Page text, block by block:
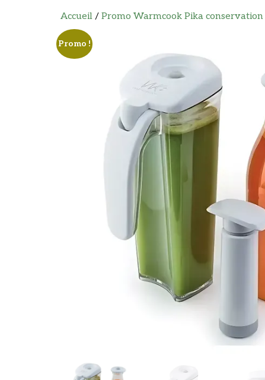
Accueil / Promo Warmcook Pika conservation
Promo !